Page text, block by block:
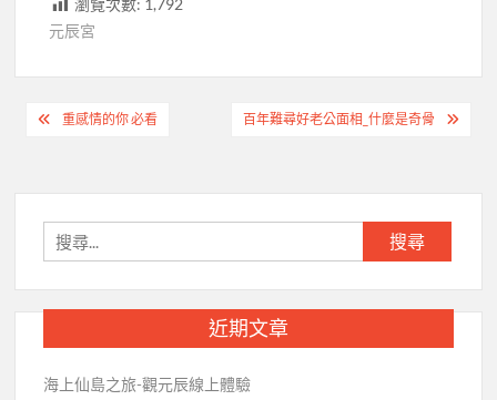
瀏覽次數: 1,792
元辰宮
文
導
覽
重感情的你 必看 百年難尋好老公面相_什麼是奇骨
尋
關
字:
近期文章
海上仙島之旅-觀元辰線上體驗